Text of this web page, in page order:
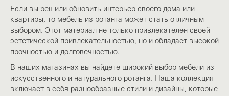
Если вы решили обновить интерьер своего дома или
квартиры, то мебель из ротанга может стать отличным
выбором. Этот материал не только привлекателен своей
эстетической привлекательностью, но и обладает высокой
прочностью и долговечностью.
В наших магазинах вы найдете широкий выбор мебели из
искусственного и натурального ротанга. Наша коллекция
включает в себя разнообразные стили и дизайны, которые